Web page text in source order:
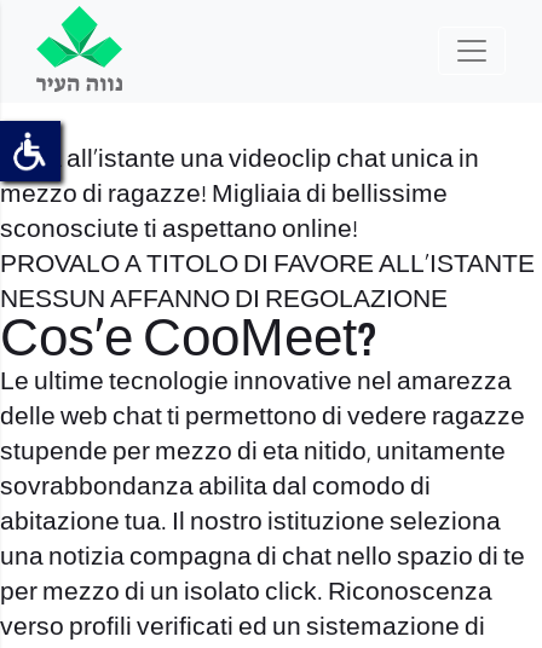
Inizia all’istante una videoclip chat unica in
mezzo di ragazze! Migliaia di bellissime
sconosciute ti aspettano online!
PROVALO A TITOLO DI FAVORE ALL’ISTANTE
NESSUN AFFANNO DI REGOLAZIONE
Cos’e CooMeet?
Le ultime tecnologie innovative nel amarezza
delle web chat ti permettono di vedere ragazze
stupende per mezzo di eta nitido, unitamente
sovrabbondanza abilita dal comodo di
abitazione tua. Il nostro istituzione seleziona
una notizia compagna di chat nello spazio di te
per mezzo di un isolato click. Riconoscenza
verso profili verificati ed un sistemazione di